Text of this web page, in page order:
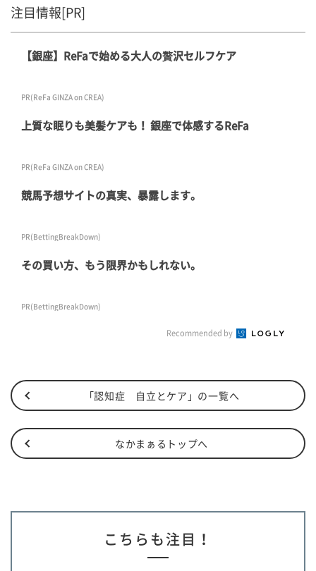
注目情報[PR]
【銀座】ReFaで始める大人の贅沢セルフケア
PR(ReFa GINZA on CREA)
上質な眠りも美髪ケアも！ 銀座で体感するReFa
PR(ReFa GINZA on CREA)
競馬予想サイトの真実、暴露します。
PR(BettingBreakDown)
その買い方、もう限界かもしれない。
PR(BettingBreakDown)
Recommended by
「認知症 自立とケア」の一覧へ
なかまぁるトップへ
こちらも注目！